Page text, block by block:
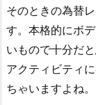
そのときの為替
す。本格的にボ
いもので十分だ
アクティビティ
ちゃいますよね。